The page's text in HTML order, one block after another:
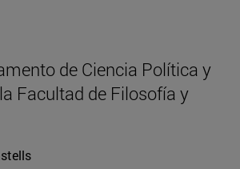
de Ciencia Política y
Facultad de Filosofía y